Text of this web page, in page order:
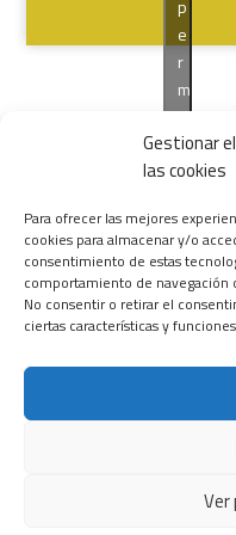
Gestionar
las cookies
Para ofrecer las mejores
cookies para almacenar y/o
consentimiento de estas
comportamiento de navegación
No consentir o retirar el
ciertas características y
Ver
p
e
r
m
i
t
i
e
s
t
e
c
o
t